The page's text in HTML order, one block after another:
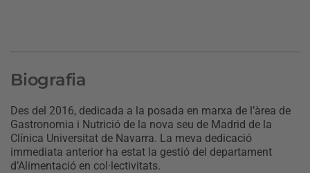
Biografia
Des del 2016, dedicada a la posada en marxa de l’àrea de
Gastronomia i Nutrició de la nova seu de Madrid de la
Clínica Universitat de Navarra. La meva dedicació
immediata anterior ha estat la gestió del departament
d’Alimentació en col·lectivitats.